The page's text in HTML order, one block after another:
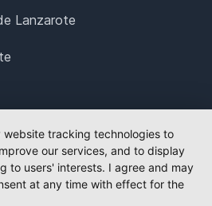
Lanzarote
tracking technologies to
our services, and to display
to users' interests. I agree and may
at any time with effect for the